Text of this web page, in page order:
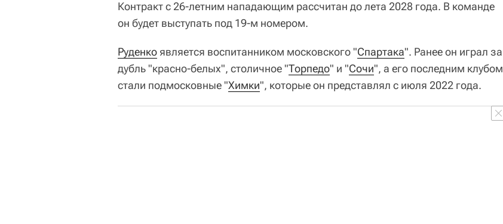
Контракт с 26-летним нападающим рассчитан до лета 2028 года. В команде
он будет выступать под 19-м номером.
Руденко является воспитанником московского "Спартака". Ранее он играл за
дубль "красно-белых", столичное "Торпедо" и "Сочи", а его последним клубом
стали подмосковные "Химки", которые он представлял с июля 2022 года.